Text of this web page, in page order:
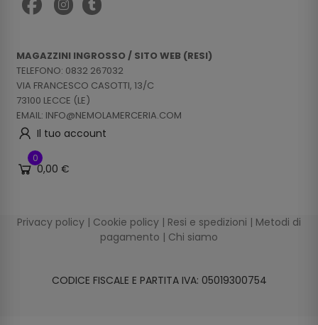
MAGAZZINI INGROSSO / SITO WEB (RESI)
TELEFONO: 0832 267032
VIA FRANCESCO CASOTTI, 13/C
73100 LECCE (LE)
EMAIL: INFO@NEMOLAMERCERIA.COM
Il tuo account
0
0,00 €
Privacy policy | Cookie policy | Resi e spedizioni | Metodi di
pagamento | Chi siamo
CODICE FISCALE E PARTITA IVA: 05019300754